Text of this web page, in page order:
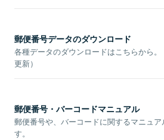
郵便番号データのダウンロード
各種データのダウンロードはこちらから。
更新）
郵便番号・バーコードマニュアル
郵便番号や、バーコードに関するマニュア
す。